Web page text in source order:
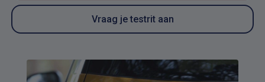
Vraag je testrit aan